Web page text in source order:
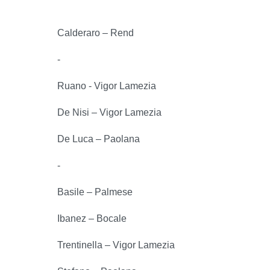
Calderaro – Rend
-
Ruano - Vigor Lamezia
De Nisi – Vigor Lamezia
De Luca – Paolana
-
Basile – Palmese
Ibanez – Bocale
Trentinella – Vigor Lamezia